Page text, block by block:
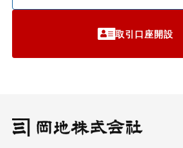
取引口座開設